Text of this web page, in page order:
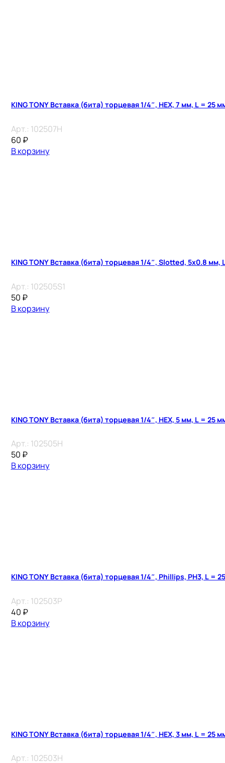
KING TONY Вставка (бита) торцевая 1/4″, HEX, 7 мм, L = 25
Арт.: 102507H
60 ₽
В корзину
KING TONY Вставка (бита) торцевая 1/4″, Slotted, 5х0.8 мм,
Арт.: 102505S1
50 ₽
В корзину
KING TONY Вставка (бита) торцевая 1/4″, HEX, 5 мм, L = 25
Арт.: 102505H
50 ₽
В корзину
KING TONY Вставка (бита) торцевая 1/4″, Phillips, PH3, L =
Арт.: 102503P
40 ₽
В корзину
KING TONY Вставка (бита) торцевая 1/4″, HEX, 3 мм, L = 25
Арт.: 102503H